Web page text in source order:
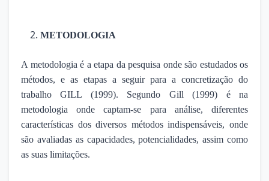
METODOLOGIA
A metodologia é a etapa da pesquisa onde são estudados os
métodos, e as etapas a seguir para a concretização do
trabalho GILL (1999). Segundo Gill (1999) é na
metodologia onde captam-se para análise, diferentes
características dos diversos métodos indispensáveis, onde
são avaliadas as capacidades, potencialidades, assim como
as suas limitações.